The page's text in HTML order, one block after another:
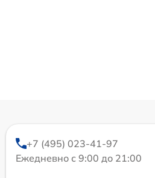
+7 (495) 023-41-97
Ежедневно с 9:00 до 21:00